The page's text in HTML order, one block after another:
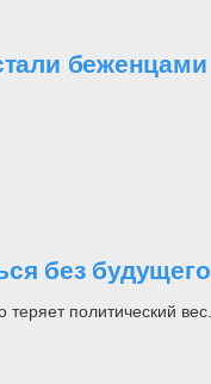
беженцами
без будущего
политический вес.